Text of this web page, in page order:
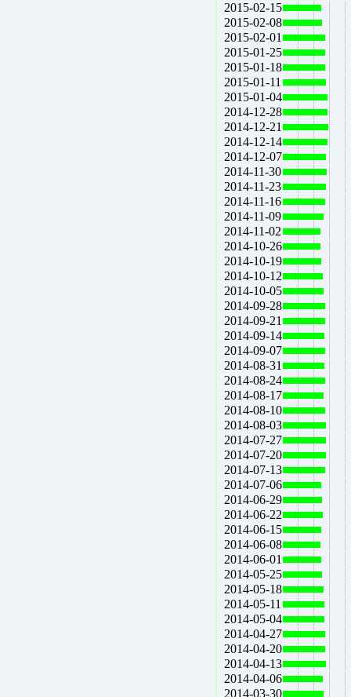
2015-02-15
2015-02-08
2015-02-01
2015-01-25
2015-01-18
2015-01-11
2015-01-04
2014-12-28
2014-12-21
2014-12-14
2014-12-07
2014-11-30
2014-11-23
2014-11-16
2014-11-09
2014-11-02
2014-10-26
2014-10-19
2014-10-12
2014-10-05
2014-09-28
2014-09-21
2014-09-14
2014-09-07
2014-08-31
2014-08-24
2014-08-17
2014-08-10
2014-08-03
2014-07-27
2014-07-20
2014-07-13
2014-07-06
2014-06-29
2014-06-22
2014-06-15
2014-06-08
2014-06-01
2014-05-25
2014-05-18
2014-05-11
2014-05-04
2014-04-27
2014-04-20
2014-04-13
2014-04-06
2014-03-30